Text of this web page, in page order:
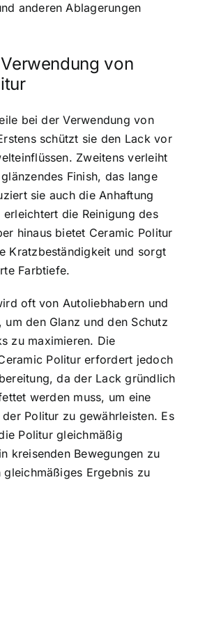
anderen Ablagerungen
von
bei der Verwendung von
schützt sie den Lack vor
Zweitens verleiht
Finish, das lange
sie auch die Anhaftung
die Reinigung des
hinaus bietet Ceramic Politur
Kratzbeständigkeit und sorgt
Farbtiefe.
oft von Autoliebhabern und
den Glanz und den Schutz
zu maximieren. Die
Politur erfordert jedoch
da der Lack gründlich
werden muss, um eine
Politur zu gewährleisten. Es
Politur gleichmäßig
kreisenden Bewegungen zu
Ergebnis zu